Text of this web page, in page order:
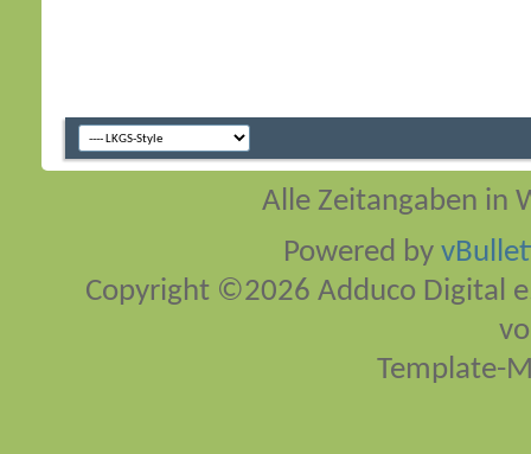
Alle Zeitangaben in
Powered by
Copyright ©2026 Adduco Digital
Template-